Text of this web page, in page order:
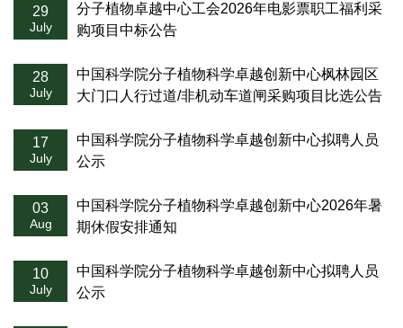
29
July
分子植物卓越中心工会2026年电影票职工福利采
购项目中标公告
28
July
中国科学院分子植物科学卓越创新中心枫林园区
大门口人行过道/非机动车道闸采购项目比选公告
17
July
中国科学院分子植物科学卓越创新中心拟聘人员
公示
03
Aug
中国科学院分子植物科学卓越创新中心2026年暑
期休假安排通知
10
July
中国科学院分子植物科学卓越创新中心拟聘人员
公示